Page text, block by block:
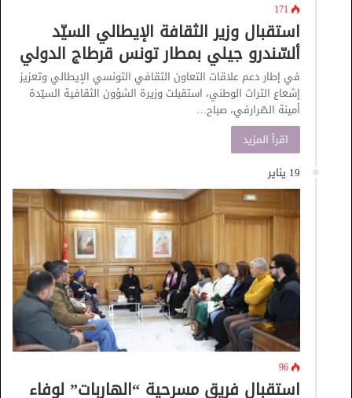
171
استقبال وزير الثقافة الإيطالي السيّد
ألسّندرو جيلي بمطار تونس قرطاج الدولي
في إطار دعم علاقات التعاون الثقافي التونسي الإيطالي وتعزيز
إشعاع التراث الوطني، استقبلت وزيرة الشؤون الثقافية السيّدة
أمينة الصّرارفي، صباح…
اقرأ المزيد
19 يناير
96
استقبال فريق مسرحية “الهاربات” لوفاء